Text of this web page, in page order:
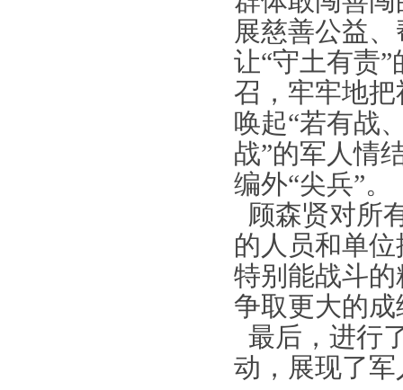
展慈善公益
让“守土有责”
召，牢牢地
唤起“若有战
战”的军人情
编外“尖兵”。
顾森贤对所
的人员和单
特别能战斗
争取更大的成
最后，进行
动，展现了